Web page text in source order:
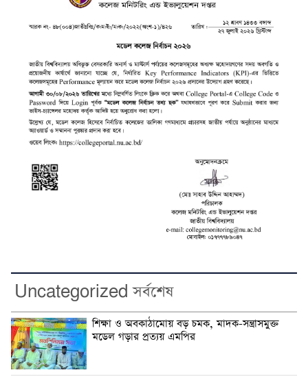
Uncategorized সর্বশেষ
শিক্ষা ও অবকাঠামোয় বড় চমক, মাদক-সন্ত্রাসমুক্ত
মডেল গড়ার প্রত্যয় এমপির